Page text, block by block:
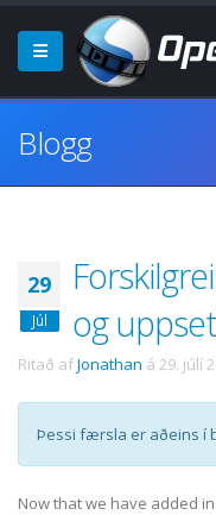
Blogg
29
Júl
og
Ritað afJonathan á 29. júlí
Þessi færsla er aðeins í
Now that we have added